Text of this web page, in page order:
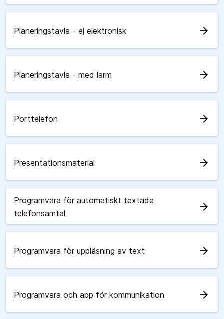
Planeringstavla - ej elektronisk arrow_forward
Planeringstavla - med larm arrow_forward
Porttelefon arrow_forward
Presentationsmaterial arrow_forward
Programvara för automatiskt textade
telefonsamtal
arrow_forward
Programvara för uppläsning av text arrow_forward
Programvara och app för kommunikation arrow_forward